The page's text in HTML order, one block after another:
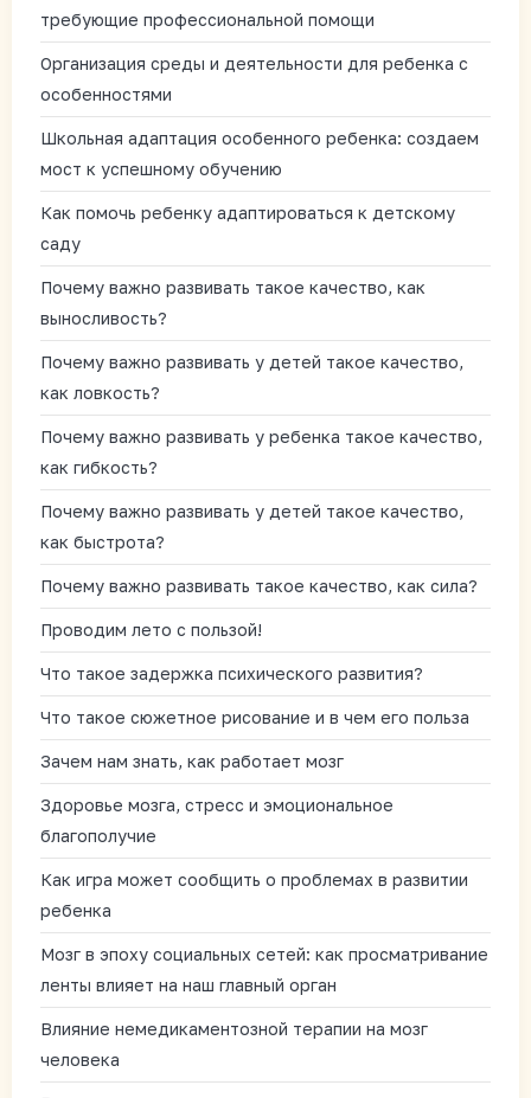
требующие профессиональной помощи
Организация среды и деятельности для ребенка с
особенностями
Школьная адаптация особенного ребенка: создаем
мост к успешному обучению
Как помочь ребенку адаптироваться к детскому
саду
Почему важно развивать такое качество, как
выносливость?
Почему важно развивать у детей такое качество,
как ловкость?
Почему важно развивать у ребенка такое качество,
как гибкость?
Почему важно развивать у детей такое качество,
как быстрота?
Почему важно развивать такое качество, как сила?
Проводим лето с пользой!
Что такое задержка психического развития?
Что такое сюжетное рисование и в чем его польза
Зачем нам знать, как работает мозг
Здоровье мозга, стресс и эмоциональное
благополучие
Как игра может сообщить о проблемах в развитии
ребенка
Мозг в эпоху социальных сетей: как просматривание
ленты влияет на наш главный орган
Влияние немедикаментозной терапии на мозг
человека